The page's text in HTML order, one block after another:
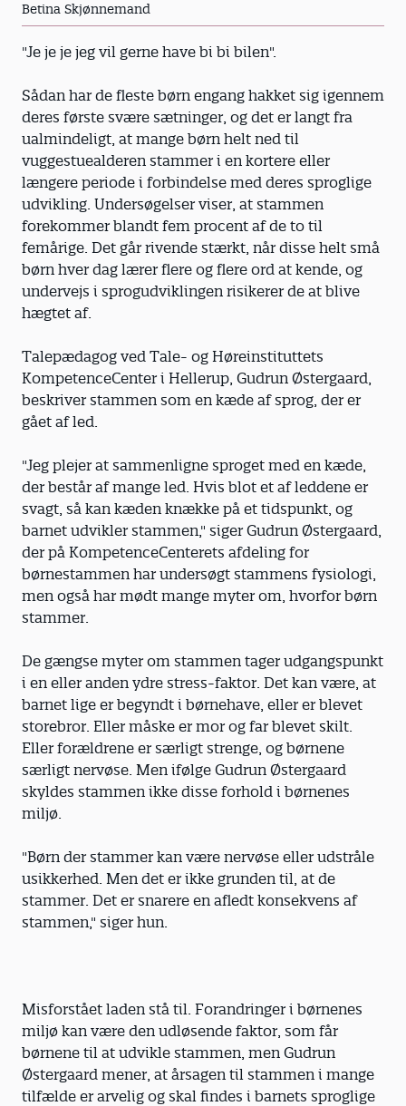
Betina Skjønnemand
"Je je je jeg vil gerne have bi bi bilen".
Sådan har de fleste børn engang hakket sig igennem
deres første svære sætninger, og det er langt fra
ualmindeligt, at mange børn helt ned til
vuggestuealderen stammer i en kortere eller
længere periode i forbindelse med deres sproglige
udvikling. Undersøgelser viser, at stammen
forekommer blandt fem procent af de to til
femårige. Det går rivende stærkt, når disse helt små
børn hver dag lærer flere og flere ord at kende, og
undervejs i sprogudviklingen risikerer de at blive
hægtet af.
Talepædagog ved Tale- og Høreinstituttets
KompetenceCenter i Hellerup, Gudrun Østergaard,
beskriver stammen som en kæde af sprog, der er
gået af led.
"Jeg plejer at sammenligne sproget med en kæde,
der består af mange led. Hvis blot et af leddene er
svagt, så kan kæden knække på et tidspunkt, og
barnet udvikler stammen," siger Gudrun Østergaard,
der på KompetenceCenterets afdeling for
børnestammen har undersøgt stammens fysiologi,
men også har mødt mange myter om, hvorfor børn
stammer.
De gængse myter om stammen tager udgangspunkt
i en eller anden ydre stress-faktor. Det kan være, at
barnet lige er begyndt i børnehave, eller er blevet
storebror. Eller måske er mor og far blevet skilt.
Eller forældrene er særligt strenge, og børnene
særligt nervøse. Men ifølge Gudrun Østergaard
skyldes stammen ikke disse forhold i børnenes
miljø.
"Børn der stammer kan være nervøse eller udstråle
usikkerhed. Men det er ikke grunden til, at de
stammer. Det er snarere en afledt konsekvens af
stammen," siger hun.
Misforstået laden stå til. Forandringer i børnenes
miljø kan være den udløsende faktor, som får
børnene til at udvikle stammen, men Gudrun
Østergaard mener, at årsagen til stammen i mange
tilfælde er arvelig og skal findes i barnets sproglige